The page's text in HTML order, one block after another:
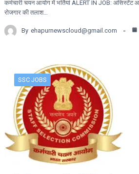
कर्मचारी चयन आयोग में भर्तियां ALERT IN JOB:
रोजगार की तलाश…
By ehapurnewscloud@gmail.com
SSC JOBS